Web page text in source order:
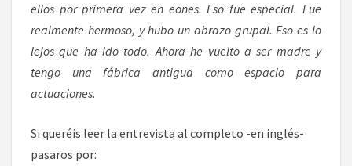
ellos por primera vez en eones. Eso fue especial. Fue
realmente hermoso, y hubo un abrazo grupal. Eso es lo
lejos que ha ido todo. Ahora he vuelto a ser madre y
tengo una fábrica antigua como espacio para
actuaciones.
Si queréis leer la entrevista al completo -en inglés-
pasaros por: